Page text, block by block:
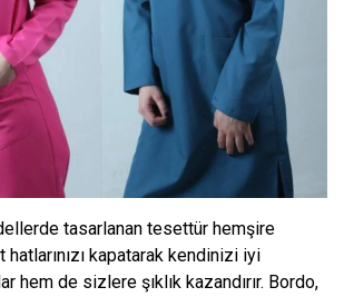
tasarlanan tesettür hemşire
hatlarınızı kapatarak kendinizi iyi
hem de sizlere şıklık kazandırır. Bordo,